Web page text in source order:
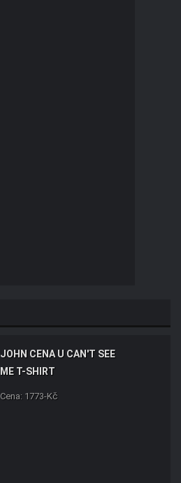
JOHN CENA U CAN'T SEE
ME T-SHIRT
Cena: 1773-Kč